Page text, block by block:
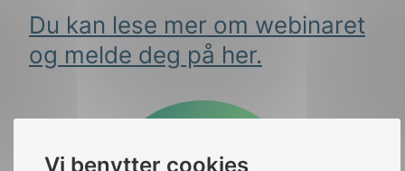
Vi benytter cookies
Du kan lese mer om webinaret
og melde deg på her.